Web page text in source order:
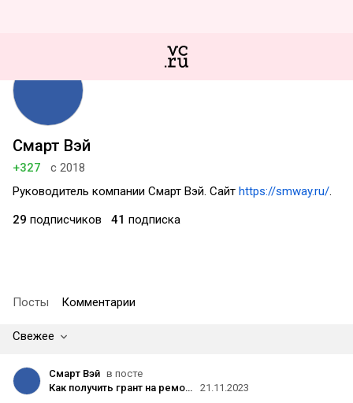
Смарт Вэй
+327
с 2018
Руководитель компании Смарт Вэй. Сайт https://smway.ru/.
29 подписчиков 41 подписка
Посты Комментарии
Свежее
Смарт Вэй в посте
Как получить грант на ремонт фасада в Москве
21.11.2023